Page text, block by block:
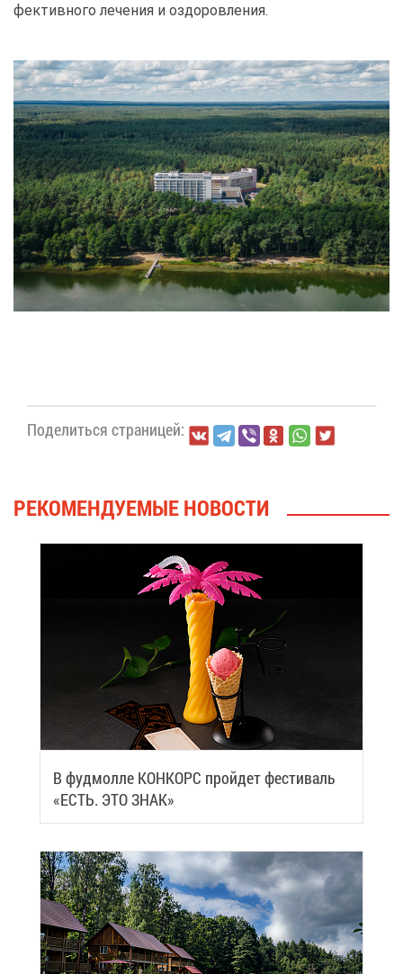
фек­тив­но­го ле­че­ния и оздо­ров­ле­ния.
По­де­лить­ся стра­ни­цей:
РЕ­КО­МЕН­ДУ­Е­МЫЕ НО­ВО­СТИ
В фуд­мол­ле КОН­КОРС прой­дет фе­сти­валь
«ЕСТЬ. ЭТО ЗНАК»